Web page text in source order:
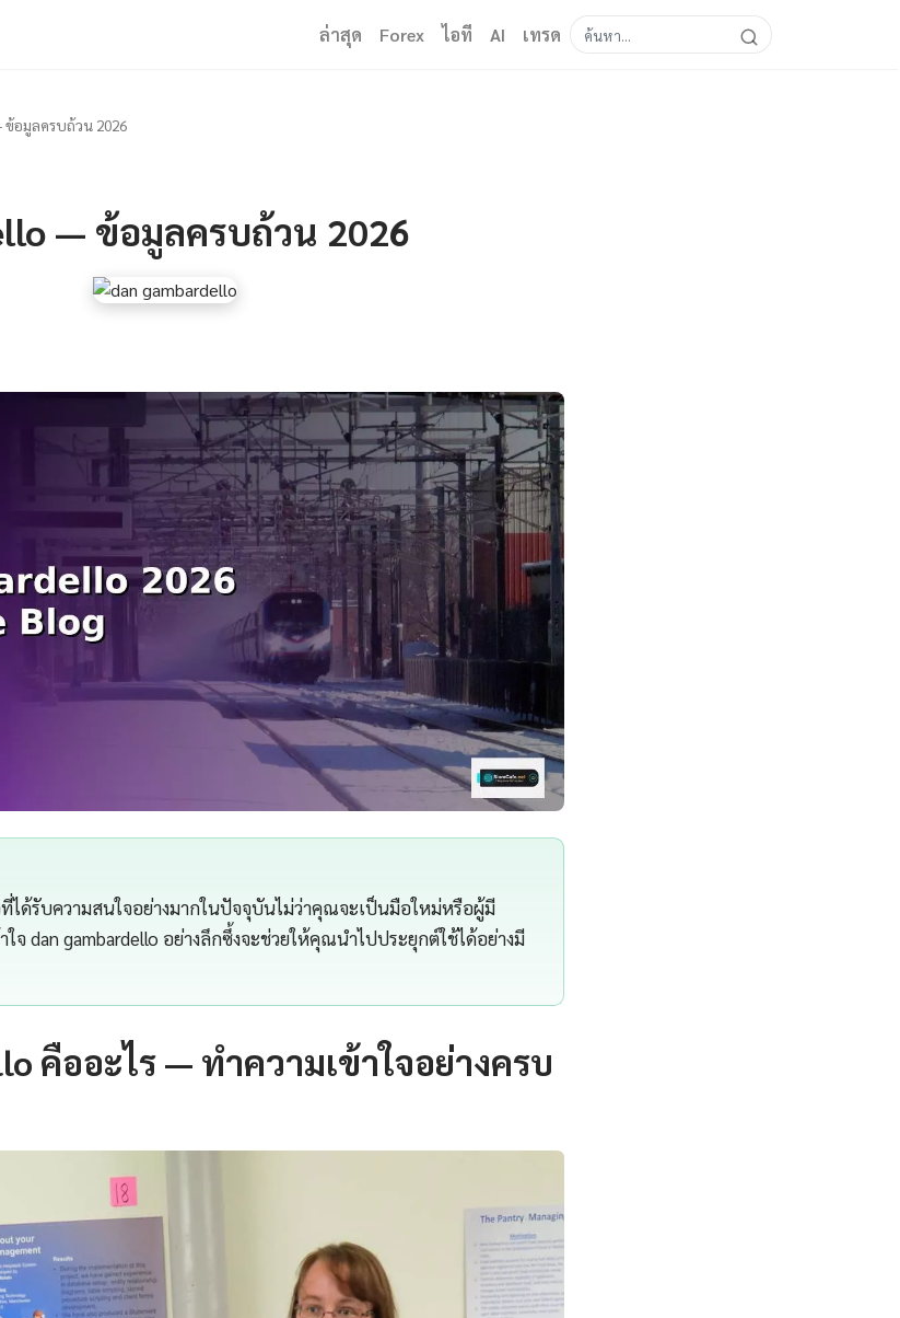
ล่าสุด Forex ไอที AI เทรด
ข้อมูลครบถ้วน 2026
— ข้อมูลครบถ้วน 2026
ได้รับความสนใจอย่างมากในปัจจุบันไม่ว่าคุณจะเป็นมือใหม่หรือผู้มี
จ dan gambardello อย่างลึกซึ้งจะช่วยให้คุณนำไปประยุกต์ใช้ได้อย่างมี
คืออะไร — ทำความเข้าใจอย่างครบ